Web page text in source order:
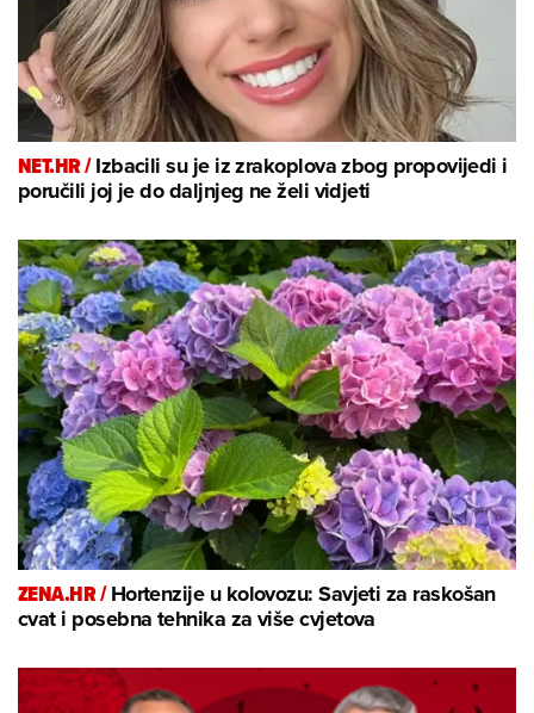
NET.HR /Izbacili su je iz zrakoplova zbog propovijedi i
poručili joj je do daljnjeg ne želi vidjeti
ZENA.HR /Hortenzije u kolovozu: Savjeti za raskošan
cvat i posebna tehnika za više cvjetova